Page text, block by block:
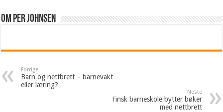
Om Per Johnsen
Forrige
Barn og nettbrett – barnevakt
eller læring?
Neste
Finsk barneskole bytter bøker
med nettbrett